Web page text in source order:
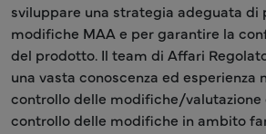
sviluppare una strategia adeguata di
modifiche MAA e per garantire la
del prodotto. Il team di Affari
una vasta conoscenza ed esperienza
controllo delle modifiche/
controllo delle modifiche in ambito